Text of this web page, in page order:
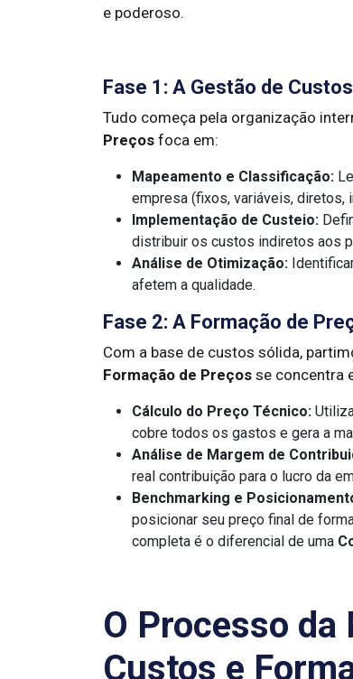
e poderoso.
Fase 1: A Gestão de
Tudo começa pela organização
Preços foca em:
Mapeamento e Classificação:
empresa (fixos, variáveis, diretos,
Implementação de Custeio:
distribuir os custos indiretos aos
Análise de Otimização:
afetem a qualidade.
Fase 2: A Formação de
Com a base de custos sólida,
Formação de Preços se concentra
Cálculo do Preço Técnico:
cobre todos os gastos e gera a
Análise de Margem de
real contribuição para o lucro da
Benchmarking e
posicionar seu preço final de
completa é o diferencial de uma
O Processo da
Custos e